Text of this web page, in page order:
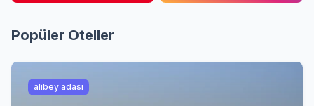
Popüler Oteller
alibey adası